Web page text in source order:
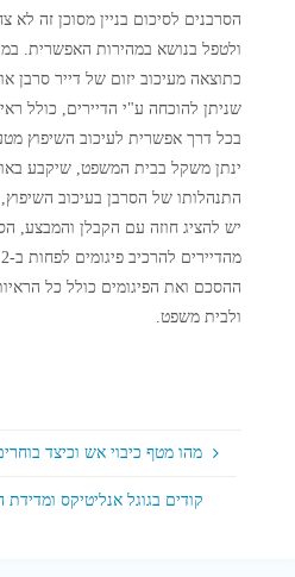
הסרבנים לסיכום בניין מסוכן זה לא
ולטפל בנושא במהירות האפשרית.
כתוצאה מעיכוב יזום של דייר סרבן
שניתן להוכחה ע"י הדיירים, כולל
בכל דרך אפשרית לעיכוב השיפוץ
ינתן משקל בבית המשפט, שיקבע
התנהלותו של הסרבן בעיכוב
ההסכם ואת הפיגומים כולל כל
ולבית משפט.
מהו מטף כיבוי אש וכיצד
קודים בגוגל אנליטיקס